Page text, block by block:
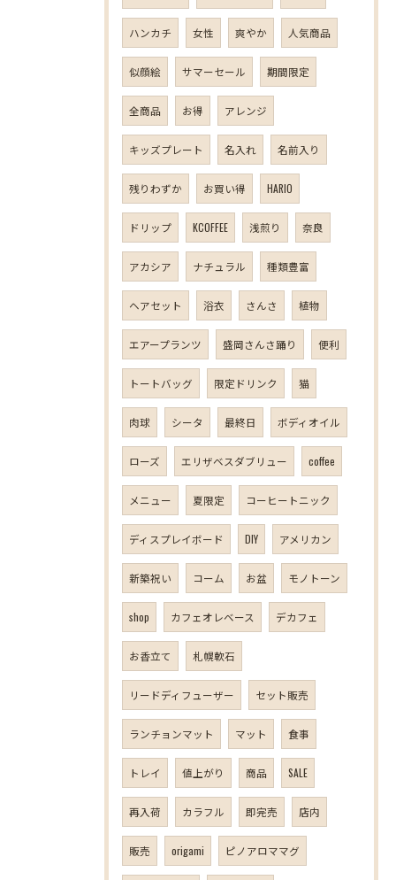
ハンカチ 女性 爽やか 人気商品
似顔絵 サマーセール 期間限定
全商品 お得 アレンジ
キッズプレート 名入れ 名前入り
残りわずか お買い得 HARIO
ドリップ KCOFFEE 浅煎り 奈良
アカシア ナチュラル 種類豊富
ヘアセット 浴衣 さんさ 植物
エアープランツ 盛岡さんさ踊り 便利
トートバッグ 限定ドリンク 猫
肉球 シータ 最終日 ボディオイル
ローズ エリザベスダブリュー coffee
メニュー 夏限定 コーヒートニック
ディスプレイボード DIY アメリカン
新築祝い コーム お盆 モノトーン
shop カフェオレベース デカフェ
お香立て 札幌軟石
リードディフューザー セット販売
ランチョンマット マット 食事
トレイ 値上がり 商品 SALE
再入荷 カラフル 即完売 店内
販売 origami ピノアロママグ